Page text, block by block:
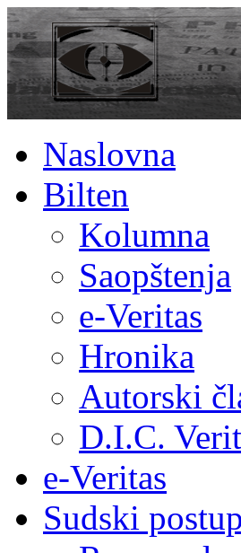
Naslovna
Bilten
Kolumna
Saopštenja
e-Veritas
Hronika
Autorski
D.I.C.
e-Veritas
Sudski